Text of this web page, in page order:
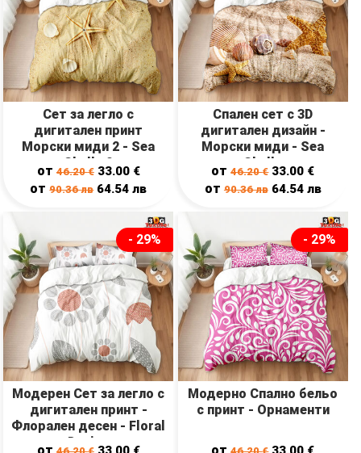
Сет за легло с
дигитален принт
Морски миди 2 - Sea
Shells 2
от46.20€ 33.00 €
от90.36лв 64.54лв
Спален сет с 3D
дигитален дизайн -
Морски миди - Sea
Shells
от46.20€ 33.00 €
от 90.36лв 64.54 лв
- 29%
Модерен Сет за легло с
дигитален принт -
Флорален десен - Floral
Design
- 29%
Модерно Спално бельо
с принт - Орнаменти